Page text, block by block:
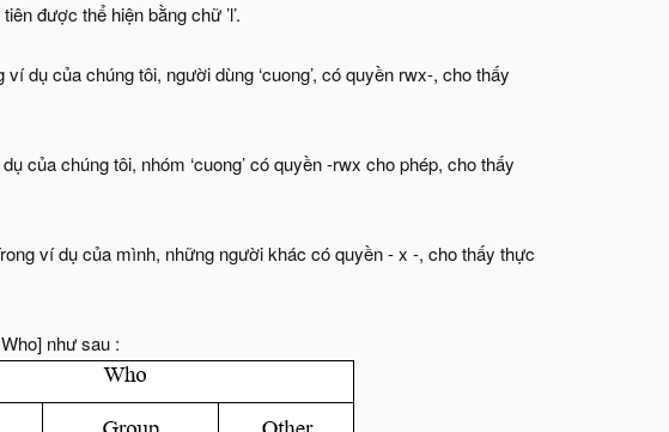
được thể hiện bằng chữ ’l’.
dụ của chúng tôi, người dùng ‘cuong’, có quyền rwx-, cho thấy
của chúng tôi, nhóm ‘cuong’ có quyền -rwx cho phép, cho thấy
ví dụ của mình, những người khác có quyền - x -, cho thấy thực
như sau :